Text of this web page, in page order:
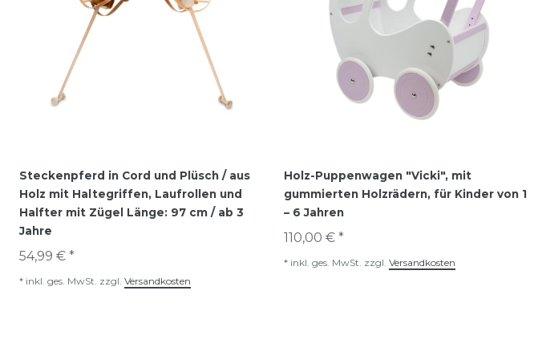
Steckenpferd in Cord und Plüsch / aus
Holz mit Haltegriffen, Laufrollen und
Halfter mit Zügel Länge: 97 cm / ab 3
Jahre
54,99 € *
* inkl. ges. MwSt. zzgl. Versandkosten
Holz-Puppenwagen "Vicki", mit
gummierten Holzrädern, für Kinder von 1
– 6 Jahren
110,00 € *
* inkl. ges. MwSt. zzgl. Versandkosten